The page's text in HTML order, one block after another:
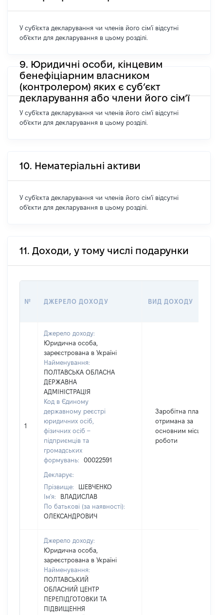
У суб'єкта декларування чи членів його сім'ї відсутні
об'єкти для декларування в цьому розділі.
9. Юридичні особи, кінцевим
бенефіціарним власником
(контролером) яких є суб’єкт
декларування або члени його сім’ї
У суб'єкта декларування чи членів його сім'ї відсутні
об'єкти для декларування в цьому розділі.
10. Нематеріальні активи
У суб'єкта декларування чи членів його сім'ї відсутні
об'єкти для декларування в цьому розділі.
11. Доходи, у тому числі подарунки
№ ДЖЕРЕЛО ДОХОДУ ВИД ДОХОДУ
1
Джерело доходу:
Юридична особа,
зареєстрована в Україні
Найменування:
ПОЛТАВСЬКА ОБЛАСНА
ДЕРЖАВНА
АДМІНІСТРАЦІЯ
Код в Єдиному
державному реєстрі
юридичних осіб,
фізичних осіб –
підприємців та
громадських
формувань:
00022591
Декларує:
Прізвище:
ШЕВЧЕНКО
Ім'я:
ВЛАДИСЛАВ
По батькові (за наявності):
ОЛЕКСАНДРОВИЧ
Заробітна плата
отримана за
основним місцем
роботи
Джерело доходу:
Юридична особа,
зареєстрована в Україні
Найменування:
ПОЛТАВСЬКИЙ
ОБЛАСНИЙ ЦЕНТР
ПЕРЕПІДГОТОВКИ ТА
ПІДВИЩЕННЯ